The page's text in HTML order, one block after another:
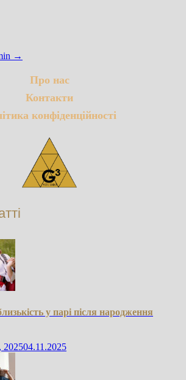
→
Про нас
Контакти
конфіденційності
у парі після народження
202504.11.2025